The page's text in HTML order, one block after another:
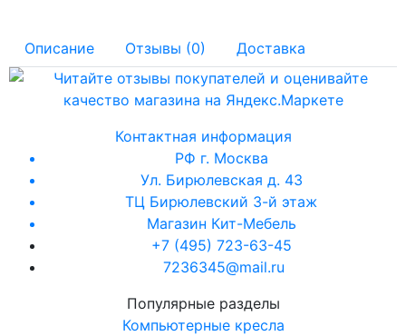
Описание Отзывы (0) Доставка
Контактная информация
РФ г. Москва
Ул. Бирюлевская д. 43
ТЦ Бирюлевский 3-й этаж
Магазин Кит-Мебель
+7 (495) 723-63-45
7236345@mail.ru
Популярные разделы
Компьютерные кресла